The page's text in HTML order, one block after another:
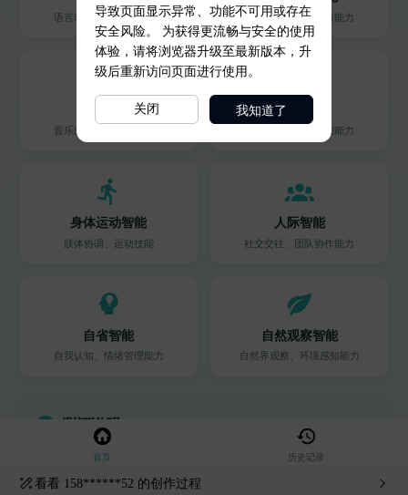
看看 158******52 的创作过程
导致页面显示异常、功能不可用或存在
安全风险。 为获得更流畅与安全的使用
体验，请将浏览器升级至最新版本，升
级后重新访问页面进行使用。
关闭 我知道了